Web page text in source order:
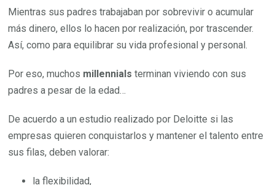
Mientras sus padres trabajaban por sobrevivir o acumular
más dinero, ellos lo hacen por realización, por trascender.
Así, como para equilibrar su vida profesional y personal.
Por eso, muchos millennials terminan viviendo con sus
padres a pesar de la edad…
De acuerdo a un estudio realizado por Deloitte si las
empresas quieren conquistarlos y mantener el talento entre
sus filas, deben valorar:
la flexibilidad,